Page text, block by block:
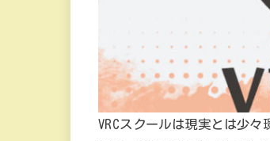
VRCスクールは現実とは少